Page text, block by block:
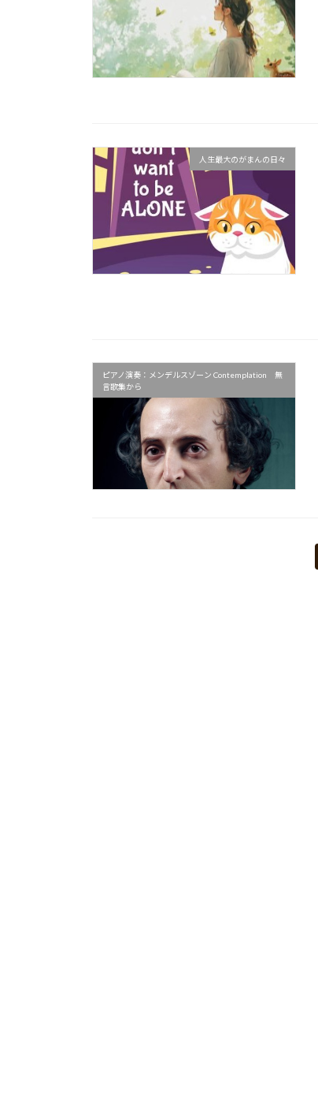
人生最大のがまんの日々
ピアノ演奏：メンデルスゾーン Contemplation 無
言歌集から